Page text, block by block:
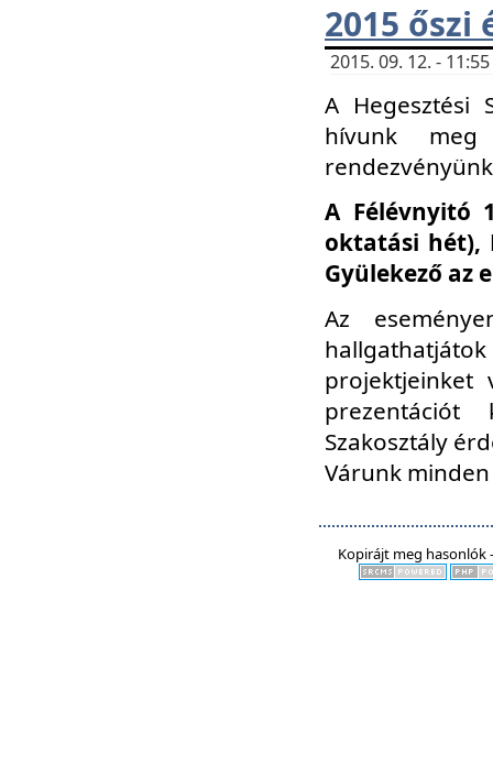
2015
2015. 09. 12. -
A Hegesztési
hívunk
A Félévnyitó
oktatási hét),
Gyülekező az
Az
Szakosztály
Várunk
Kopirájt meg hasonlók